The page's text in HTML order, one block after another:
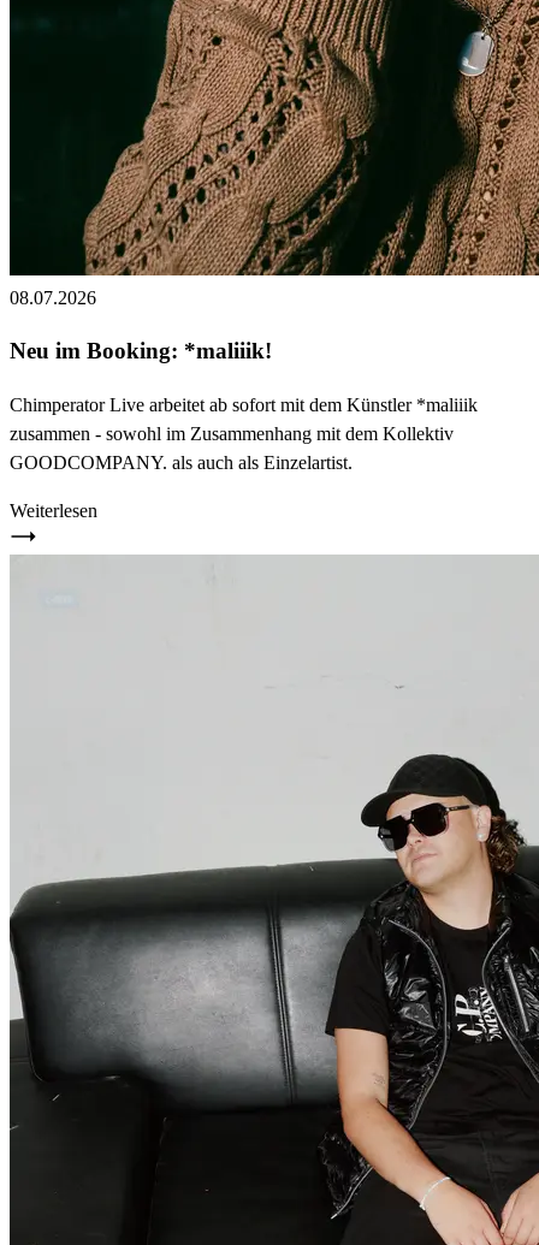
08.07.2026
Neu im Booking: *maliiik!
Chimperator Live arbeitet ab sofort mit dem Künstler *maliiik
zusammen - sowohl im Zusammenhang mit dem Kollektiv
GOODCOMPANY. als auch als Einzelartist.
Weiterlesen